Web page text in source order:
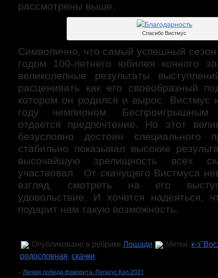
рассмотрены выше.
Спасибо Вистмус
Символично, что самый успешный
годом 100-летнего юбилея конного
великолепные результаты
расценивать как его своеобразный
котором он родился и вырос. Вистмус
году чемпионом.
отдается предпочтение. Но этот
безусловно достоин
стабильно показывал высокие
высочайшую зрелищность всех
участвовал. От скачущего Вистмуса
взгляд, смотреть на его
удовольствие. И хочется
подарит нам такую возможность.
Опубликовано в рубрике Лошади Метки: к-
родословная, скачки
« Легкая победа фаворита. Пегасус Кап 2021